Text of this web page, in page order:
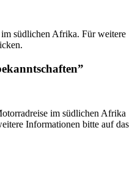
südlichen Afrika. Für weitere
im südlichen Afrika
Informationen bitte auf das